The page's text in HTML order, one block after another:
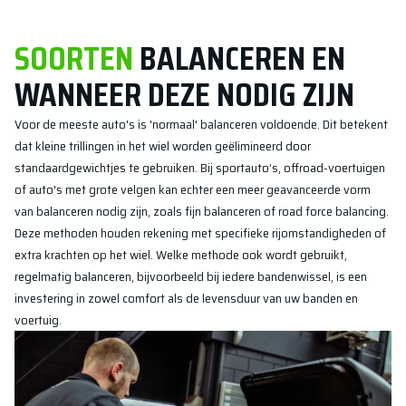
SOORTENBALANCEREN EN
WANNEER DEZE NODIG ZIJN
Voor de meeste auto's is 'normaal' balanceren voldoende. Dit betekent
dat kleine trillingen in het wiel worden geëlimineerd door
standaardgewichtjes te gebruiken. Bij sportauto’s, offroad-voertuigen
of auto's met grote velgen kan echter een meer geavanceerde vorm
van balanceren nodig zijn, zoals fijn balanceren of road force balancing.
Deze methoden houden rekening met specifieke rijomstandigheden of
extra krachten op het wiel. Welke methode ook wordt gebruikt,
regelmatig balanceren, bijvoorbeeld bij iedere bandenwissel, is een
investering in zowel comfort als de levensduur van uw banden en
voertuig.